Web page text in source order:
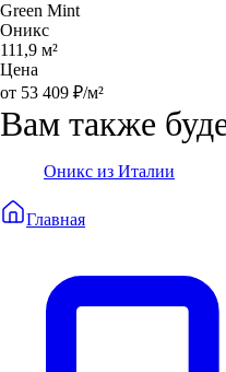
Green Mint
Оникс
111,9 м²
Цена
от 53 409 ₽/м²
Вам также
Оникс из Италии
Главная